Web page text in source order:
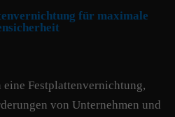
für maximale
Festplattenvernichtung,
von Unternehmen und